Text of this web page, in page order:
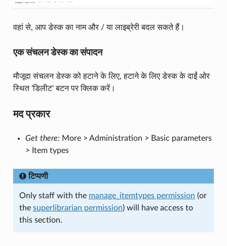
वहां से, आप डेस्क का नाम और / या लाइब्रेरी बदल सकते हैं।
एक संचलन डेस्क का संपादन
मौजूदा संचलन डेस्क को हटाने के लिए, हटाने के लिए डेस्क के दाईं ओर
स्थित 'डिलीट' बटन पर क्लिक करें।
मद प्रकार
Get there:More > Administration > Basic parameters
> Item types
टिप्पणी
Only staff with the manage_itemtypes permission (or
the superlibrarian permission) will have access to
this section.